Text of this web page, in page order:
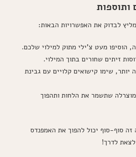
ותוספות
לבדוק את האפשרויות הבאות:
הוסיפו מעט צ'ילי מתוק למילוי שלכם.
זיתים שחורים בתוך המילוי.
יותר, שימו קישואים קלויים עם גבינת
מוצרלה שתשמר את הלחות ותהפוך
סוף-סוף יכול להפוך את האמפנדס
לצאת לדרך!